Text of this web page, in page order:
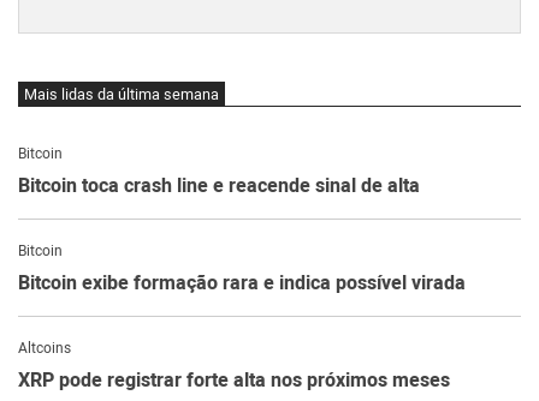
Mais lidas da última semana
Bitcoin
Bitcoin toca crash line e reacende sinal de alta
Bitcoin
Bitcoin exibe formação rara e indica possível virada
Altcoins
XRP pode registrar forte alta nos próximos meses